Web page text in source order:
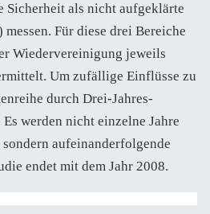
Sicherheit als nicht aufgeklärte
Für diese drei Bereiche
Wiedervereinigung jeweils
Um zufällige Einflüsse zu
durch Drei-Jahres-
werden nicht einzelne Jahre
aufeinanderfolgende
endet mit dem Jahr 2008.